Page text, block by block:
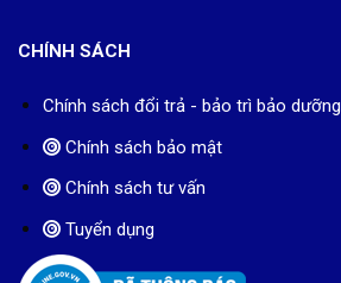
CHÍNH SÁCH
Chính sách đổi trả - bảo trì bảo dưỡng
Chính sách bảo mật
Chính sách tư vấn
Tuyển dụng